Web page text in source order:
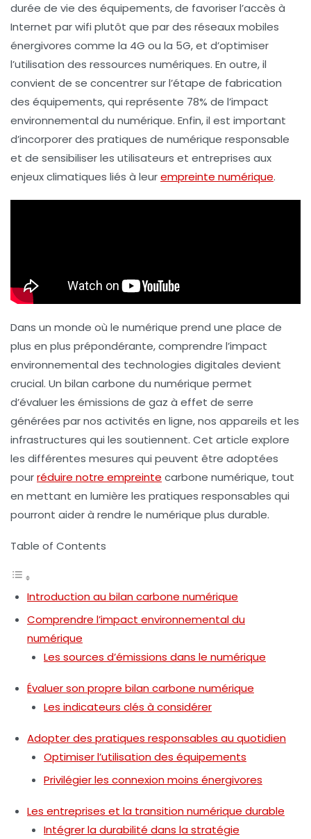
durée de vie des équipements, de favoriser l’accès à
Internet parwifi plutôt que par des réseaux mobiles
énergivores comme la 4G ou la 5G, et d’optimiser
l’utilisation des ressources numériques. En outre, il
convient de se concentrer sur l’étape de fabrication
des équipements, qui représente 78% de l’impact
environnemental du numérique. Enfin, il est important
d’incorporer des pratiques de numérique responsable
et de sensibiliser les utilisateurs et entreprises aux
enjeux climatiques liés à leurempreinte numérique.
Dans un monde où le numérique prend une place de
plus en plus prépondérante, comprendre l’impact
environnemental des technologies digitales devient
crucial. Un bilan carbone du numérique permet
d’évaluer les émissions de gaz à effet de serre
générées par nos activités en ligne, nos appareils et les
infrastructures qui les soutiennent. Cet article explore
les différentes mesures qui peuvent être adoptées
pourréduire notre empreinte carbone numérique, tout
en mettant en lumière les pratiques responsables qui
pourront aider à rendre le numérique plus durable.
Table of Contents
Introduction au bilan carbone numérique
Comprendre l’impact environnemental du
numérique
Les sources d’émissions dans le numérique
Évaluer son propre bilan carbone numérique
Les indicateurs clés à considérer
Adopter des pratiques responsables au quotidien
Optimiser l’utilisation des équipements
Privilégier les connexion moins énergivores
Les entreprises et la transition numérique durable
Intégrer la durabilité dans la stratégie